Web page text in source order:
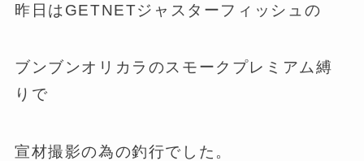
昨日はGETNETジャスターフィッシュの
ブンブンオリカラのスモークプレミアム縛
りで
宣材撮影の為の釣行でした。